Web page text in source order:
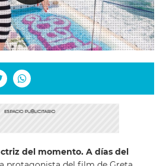
del momento. A días del